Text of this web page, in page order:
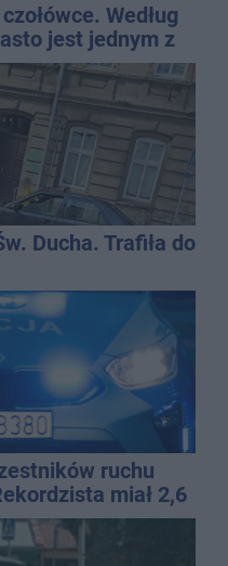
Według
jest jednym z
upały
Ducha. Trafiła do
ruchu
miał 2,6